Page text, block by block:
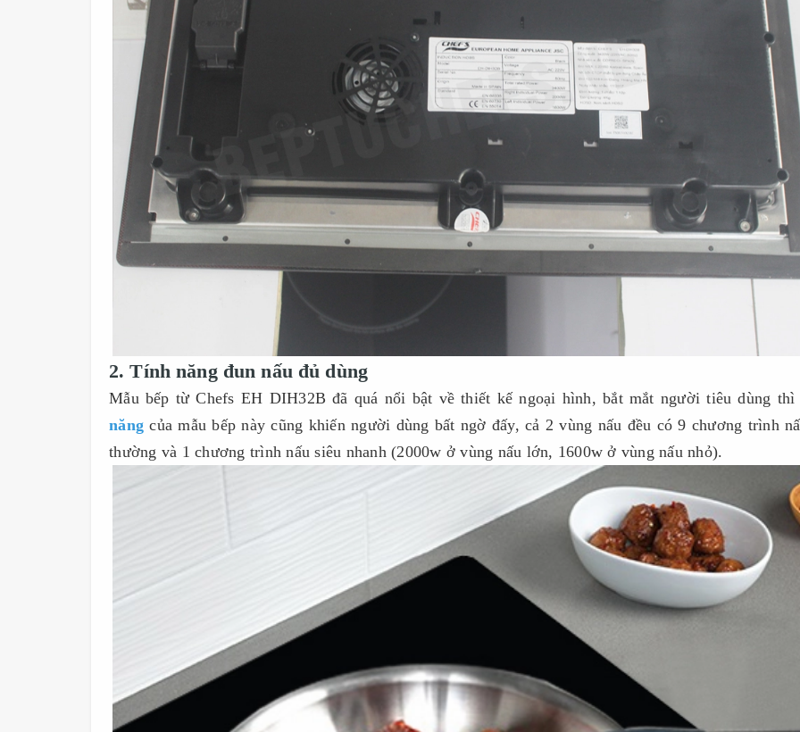
2. Tính năng đun nấu đủ dùng
Mẫu bếp từ Chefs EH DIH32B đã quá nổi bật về thiết kế ngoại hình, bắt mắt người tiêu dùng
năng của mẫu bếp này cũng khiến người dùng bất ngờ đấy, cả 2 vùng nấu đều có 9 chương trình
thường và 1 chương trình nấu siêu nhanh (2000w ở vùng nấu lớn, 1600w ở vùng nấu nhỏ).